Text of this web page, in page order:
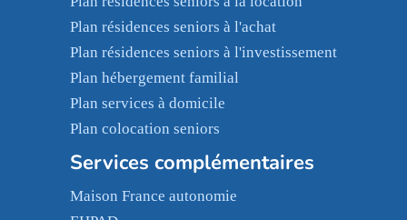
Plan résidences seniors à l'achat
Plan résidences seniors à l'investissement
Plan hébergement familial
Plan services à domicile
Plan colocation seniors
Services complémentaires
Maison France autonomie